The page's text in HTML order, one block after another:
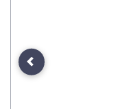
Previous